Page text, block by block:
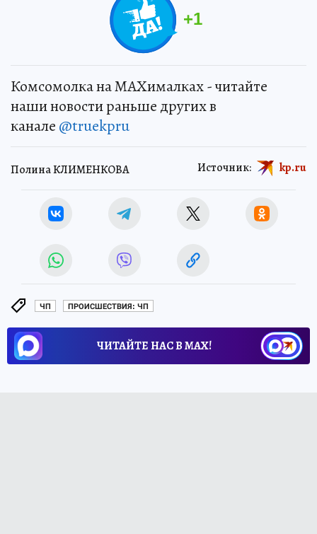
+1
Комсомолка на MAXималках - читайте
наши новости раньше других в
канале @truekpru
Полина КЛИМЕНКОВА Источник: kp.ru
ЧП ПРОИСШЕСТВИЯ: ЧП
ЧИТАЙТЕ НАС В МАХ!